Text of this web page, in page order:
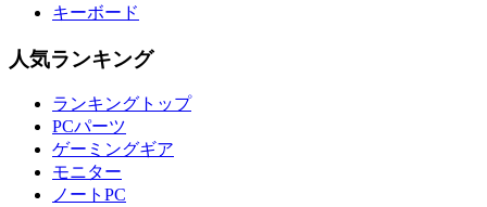
キーボード
人気ランキング
ランキングトップ
PCパーツ
ゲーミングギア
モニター
ノートPC